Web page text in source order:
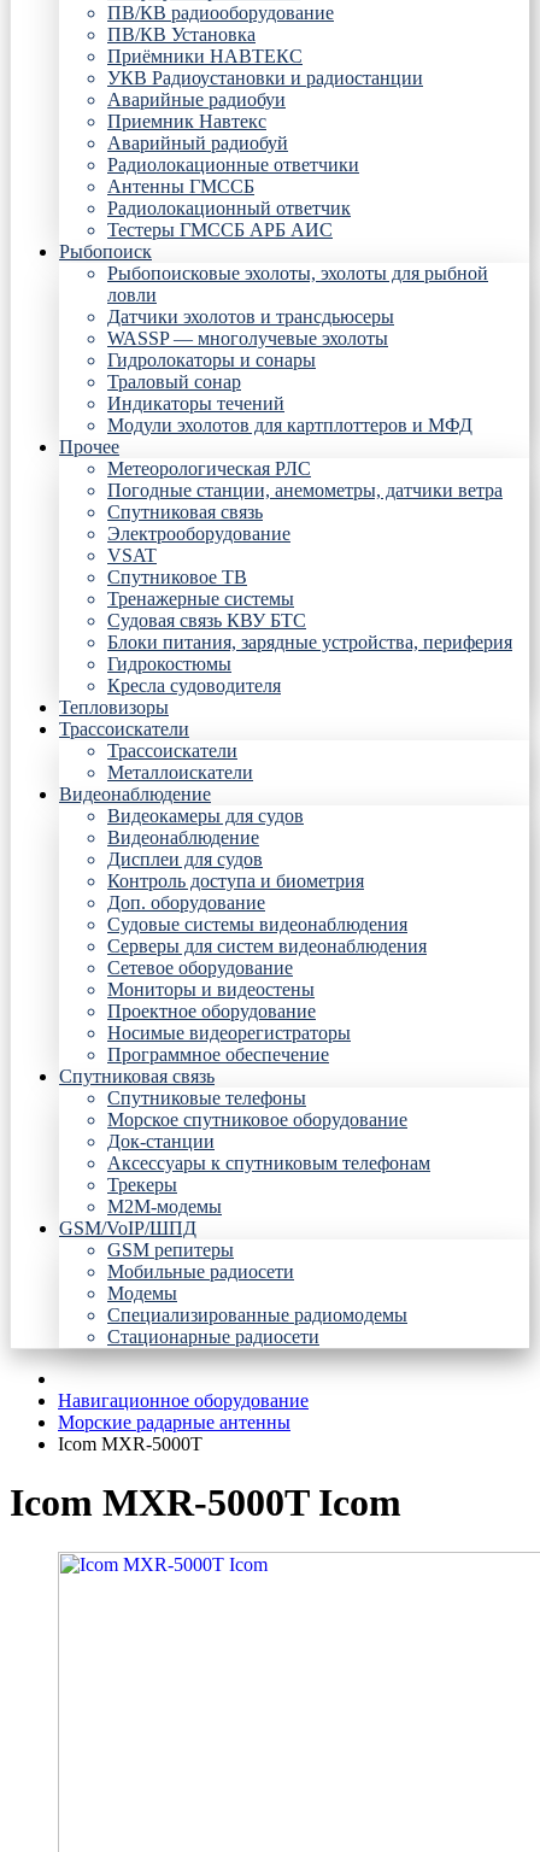
ПВ/КВ радиооборудование
ПВ/КВ Установка
Приёмники НАВТЕКС
УКВ Радиоустановки и радиостанции
Аварийные радиобуи
Приемник Навтекс
Аварийный радиобуй
Радиолокационные ответчики
Антенны ГМССБ
Радиолокационный ответчик
Тестеры ГМССБ АРБ АИС
Рыбопоиск
Рыбопоисковые эхолоты, эхолоты для рыбной
ловли
Датчики эхолотов и трансдьюсеры
WASSP — многолучевые эхолоты
Гидролокаторы и сонары
Траловый сонар
Индикаторы течений
Модули эхолотов для картплоттеров и МФД
Прочее
Метеорологическая РЛС
Погодные станции, анемометры, датчики ветра
Спутниковая связь
Электрооборудование
VSAT
Спутниковое ТВ
Тренажерные системы
Судовая связь КВУ БТС
Блоки питания, зарядные устройства, периферия
Гидрокостюмы
Кресла судоводителя
Тепловизоры
Трассоискатели
Трассоискатели
Металлоискатели
Видеонаблюдение
Видеокамеры для судов
Видеонаблюдение
Дисплеи для судов
Контроль доступа и биометрия
Доп. оборудование
Судовые системы видеонаблюдения
Серверы для систем видеонаблюдения
Сетевое оборудование
Мониторы и видеостены
Проектное оборудование
Носимые видеорегистраторы
Программное обеспечение
Спутниковая связь
Спутниковые телефоны
Морское спутниковое оборудование
Док-станции
Аксессуары к спутниковым телефонам
Трекеры
М2М-модемы
GSM/VoIP/ШПД
GSM репитеры
Мобильные радиосети
Модемы
Специализированные радиомодемы
Стационарные радиосети
Навигационное оборудование
Морские радарные антенны
Icom MXR-5000T
Icom MXR-5000T Icom